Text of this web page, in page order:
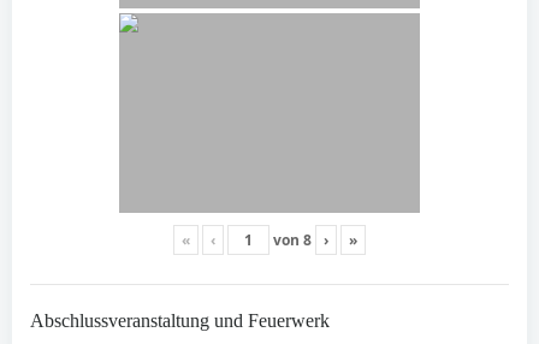
« ‹ von 8 › »
Abschlussveranstaltung und Feuerwerk